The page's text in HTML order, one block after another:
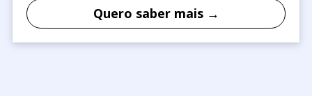
Quero saber mais →